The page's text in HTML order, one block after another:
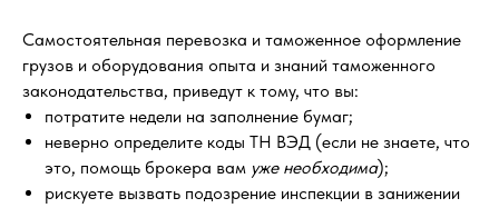
Самостоятельная перевозка и таможенное оформление
грузов и оборудования опыта и знаний таможенного
законодательства, приведут к тому, что вы:
потратите недели на заполнение бумаг;
неверно определите коды ТН ВЭД (если не знаете, что
это, помощь брокера вам уже необходима);
рискуете вызвать подозрение инспекции в занижении